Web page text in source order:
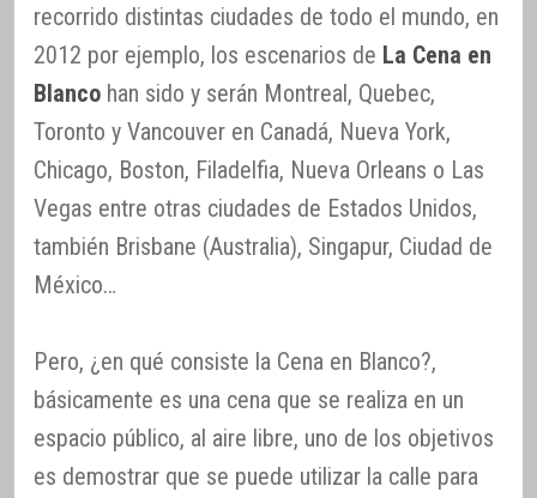
recorrido distintas ciudades de todo el mundo, en
2012 por ejemplo, los escenarios de La Cena en
Blanco han sido y serán Montreal, Quebec,
Toronto y Vancouver en Canadá, Nueva York,
Chicago, Boston, Filadelfia, Nueva Orleans o Las
Vegas entre otras ciudades de Estados Unidos,
también Brisbane (Australia), Singapur, Ciudad de
México…
Pero, ¿en qué consiste la Cena en Blanco?,
básicamente es una cena que se realiza en un
espacio público, al aire libre, uno de los objetivos
es demostrar que se puede utilizar la calle para